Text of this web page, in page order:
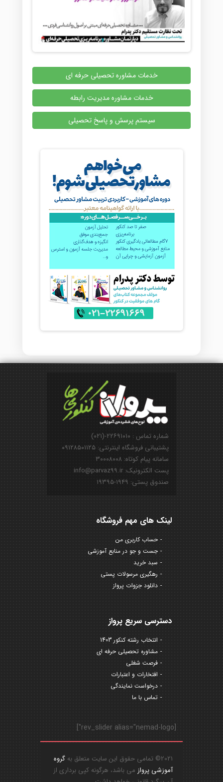
خدمات مشاوره تحصیلی حرفه ای
خدمات مشاوره مدیریت رابطه
سیستم پرسش و پاسخ تحصیلی
شماره تماس : ۲۲۶۹۱۰۱۰-(۰۲۱)
پشتیبانی فروشگاه اینترنتی: ۰۹۱۲۸۵۰۱۱۲۵
سامانه پیام کوتاه: ۳۰۰۰۸۰۰۸
پست الکترونیک: info@parvaz99.ir
صندوق پستی: ۱۹۴۹-۱۹۳۹۵
لینک های مهم فروشگاه
حساب کاربری من
جست و جو در منابع آموزشی
سبد خرید
رهگیری مرسولات پستی
دانلود جزوات پرواز
دسترسی سریع پرواز
انتخاب رشته کنکور 1403
مشاوره تحصیلی حرفه ای
فرصت شغلی
افتخارات و اعتبارات
درخواست نمایندگی
تماس با ما
[rev_slider alias="nemad-logo"]
2021© تمامی حقوق این سایت متعلق به
گروه
آموزشی پرواز می باشد، هرگونه کپی برداری از